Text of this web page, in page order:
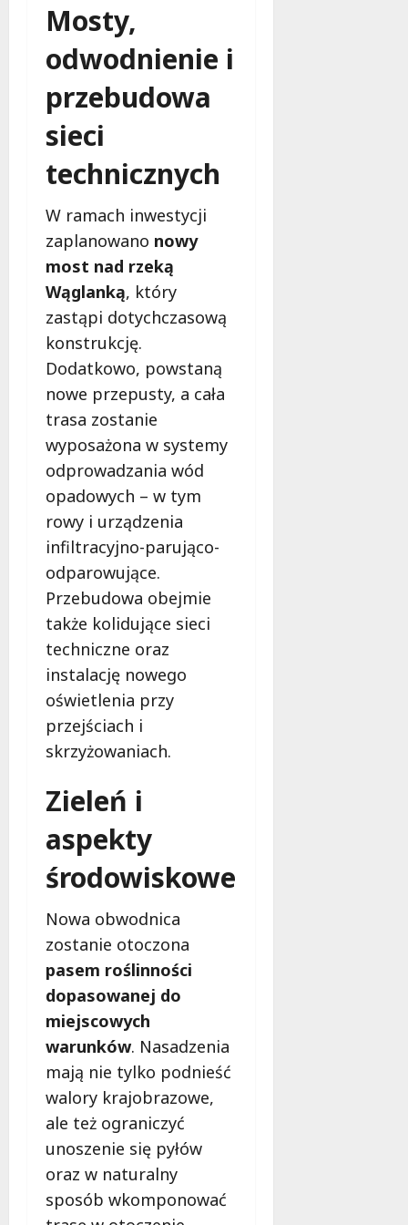
Mosty,
odwodnienie i
przebudowa
sieci
technicznych
W ramach inwestycji
zaplanowano nowy
most nad rzeką
Wąglanką, który
zastąpi dotychczasową
konstrukcję.
Dodatkowo, powstaną
nowe przepusty, a cała
trasa zostanie
wyposażona w systemy
odprowadzania wód
opadowych – w tym
rowy i urządzenia
infiltracyjno-parująco-
odparowujące.
Przebudowa obejmie
także kolidujące sieci
techniczne oraz
instalację nowego
oświetlenia przy
przejściach i
skrzyżowaniach.
Zieleń i
aspekty
środowiskowe
Nowa obwodnica
zostanie otoczona
pasem roślinności
dopasowanej do
miejscowych
warunków. Nasadzenia
mają nie tylko podnieść
walory krajobrazowe,
ale też ograniczyć
unoszenie się pyłów
oraz w naturalny
sposób wkomponować